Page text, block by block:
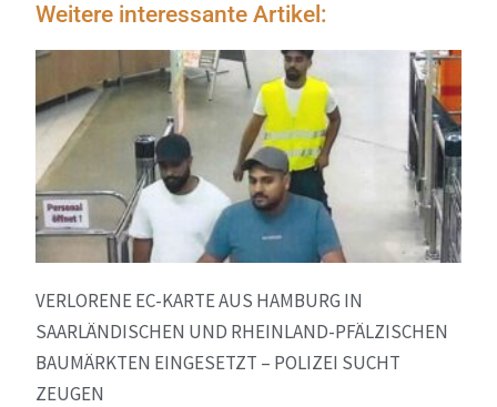
Weitere interessante Artikel:
VERLORENE EC-KARTE AUS HAMBURG IN
SAARLÄNDISCHEN UND RHEINLAND-PFÄLZISCHEN
BAUMÄRKTEN EINGESETZT – POLIZEI SUCHT
ZEUGEN